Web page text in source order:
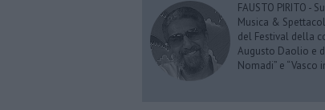
FAUSTO PIRITO -
Musica &
del Festival della
Augusto Daolio e
Nomadi” e “Vasco